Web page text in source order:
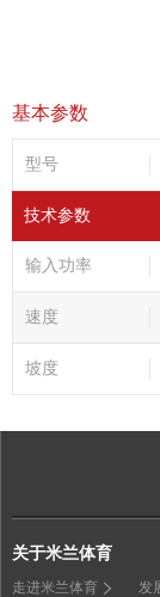
基本参数
型号
技术参数
输入功率
速度
坡度
关于米兰体育
走进米兰体育 发